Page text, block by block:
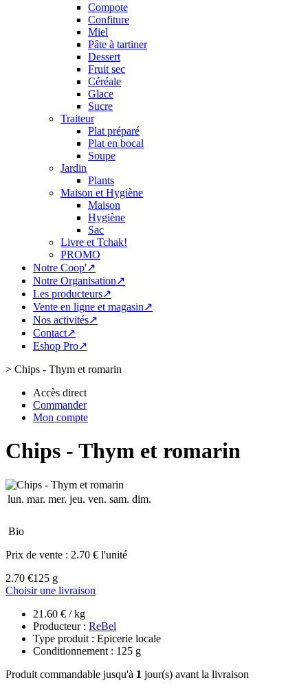
Compote
Confiture
Miel
Pâte à tartiner
Dessert
Fruit sec
Céréale
Glace
Sucre
Traiteur
Plat préparé
Plat en bocal
Soupe
Jardin
Plants
Maison et Hygiène
Maison
Hygiène
Sac
Livre et Tchak!
PROMO
Notre Coop'↗
Notre Organisation↗
Les producteurs↗
Vente en ligne et magasin↗
Nos activités↗
Contact↗
Eshop Pro↗
> Chips - Thym et romarin
Accès direct
Commander
Mon compte
Chips - Thym et romarin
lun. mar. mer. jeu. ven. sam. dim.
Bio
Prix de vente : 2.70 € l'unité
2.70 €125 g
Choisir une livraison
21.60 € / kg
Producteur : ReBel
Type produit : Epicerie locale
Conditionnement : 125 g
Produit commandable jusqu'à 1 jour(s) avant la livraison